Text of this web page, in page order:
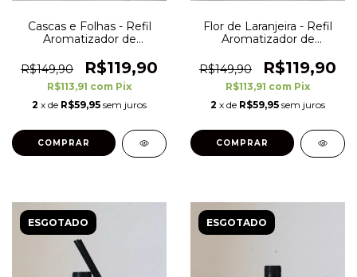
Cascas e Folhas - Refil
Aromatizador de
R$149,90
R$119,90
R$113,91 com Pix
2 x de R$59,95 sem juros
Flor de Laranjeira - Refil
Aromatizador de
R$149,90
R$119,90
R$113,91 com Pix
2 x de R$59,95 sem juros
ESGOTADO ESGOTADO